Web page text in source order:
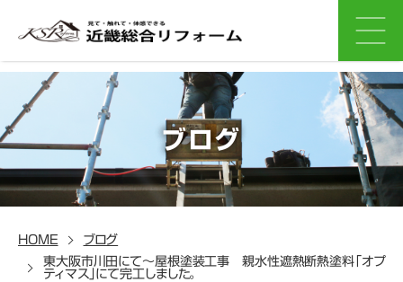
ブログ
HOME
ブログ
東大阪市川田にて～屋根塗装工事 親水性遮熱断熱塗料「オプ
ティマス」にて完工しました。